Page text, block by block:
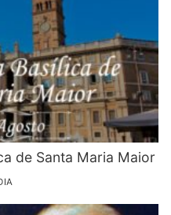
de Santa Maria Maior